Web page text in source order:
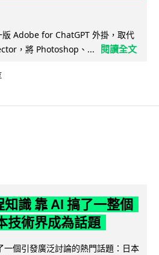
Adobe for ChatGPT 外掛，取代
，將 Photoshop、...
閱讀全文
知識 靠 AI 搞了一整個
技術界成為話題
一個引發廣泛討論的熱門話題：日本